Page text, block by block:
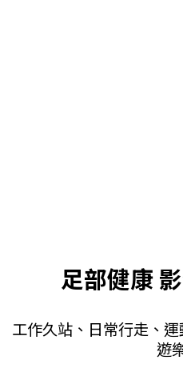
足部健康
工作久站、日常行走、
遊